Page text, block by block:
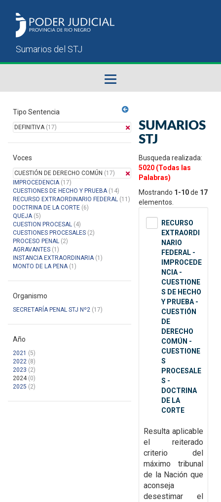
Sumarios del STJ
Manual del Usuario
Tipo Sentencia
DEFINITIVA(17)
Voces
CUESTIÓN DE DERECHO COMÚN (17)
IMPROCEDENCIA(17)
CUESTIONES DE HECHO Y PRUEBA(14)
RECURSO EXTRAORDINARIO FEDERAL (11)
DOCTRINA DE LA CORTE (6)
QUEJA(5)
CUESTION PROCESAL (4)
CUESTIONES PROCESALES (2)
PROCESO PENAL (2)
AGRAVANTES (1)
INSTANCIA EXTRAORDINARIA(1)
MONTO DE LA PENA(1)
Organismo
SECRETARÍA PENAL STJ Nº2 (17)
Año
2021 (5)
2022 (8)
2023 (2)
2024(0)
2025 (2)
SUMARIOS
STJ
Busqueda realizada:
5020 (Todas las
Palabras)
Mostrando 1-10de 17
elementos.
RECURSO
EXTRAORDI
NARIO
FEDERAL -
IMPROCEDE
NCIA -
CUESTIONE
S DE HECHO
Y PRUEBA -
CUESTIÓN
DE
DERECHO
COMÚN -
CUESTIONE
S
PROCESALE
S -
DOCTRINA
DE LA
CORTE
Resulta aplicable
el reiterado
criterio del
máximo tribunal
de la Nación que
aconseja
desestimar el